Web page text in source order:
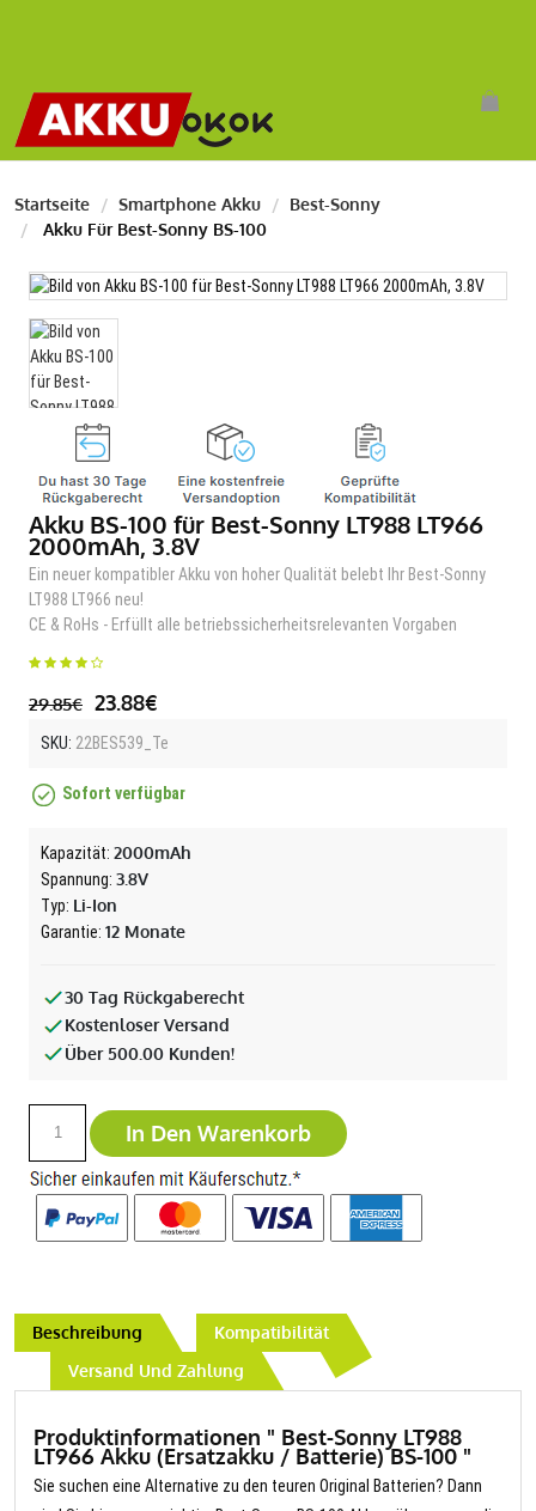
Startseite Smartphone Akku
Best-Sonny
Akku Für Best-Sonny BS-100
Akku BS-100 für Best-Sonny LT988 LT966
2000mAh, 3.8V
Ein neuer kompatibler Akku von hoher Qualität belebt Ihr Best-Sonny
LT988 LT966 neu!
CE & RoHs - Erfüllt alle betriebssicherheitsrelevanten Vorgaben
29.85€ 23.88€
SKU: 22BES539_Te
Sofort verfügbar
Kapazität: 2000mAh
Spannung: 3.8V
Typ: Li-Ion
Garantie: 12 Monate
30 Tag Rückgaberecht
Kostenloser Versand
Über 500.00 Kunden!
In Den Warenkorb
Beschreibung
Kompatibilität
Versand Und Zahlung
Produktinformationen " Best-Sonny LT988
LT966 Akku (Ersatzakku / Batterie) BS-100 "
Sie suchen eine Alternative zu den teuren Original Batterien? Dann